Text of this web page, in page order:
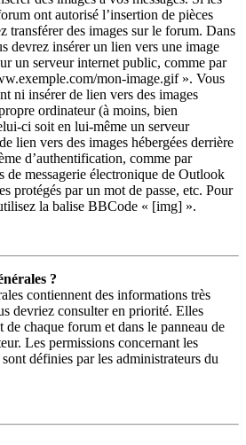
ont autorisé l’insertion de pièces
transférer des images sur le forum. Dans
devrez insérer un lien vers une image
un serveur internet public, comme par
mon-image.gif ». Vous
ni insérer de lien vers des images
ordinateur (à moins, bien
ci soit en lui-même un serveur
lien vers des images hébergées derrière
d’authentification, comme par
de messagerie électronique de Outlook
protégés par un mot de passe, etc. Pour
la balise BBCode « [img] ».
?
contiennent des informations très
devriez consulter en priorité. Elles
de chaque forum et dans le panneau de
Les permissions concernant les
définies par les administrateurs du